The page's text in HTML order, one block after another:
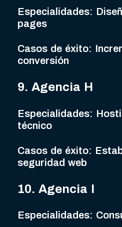
Especialidades:
pages
Casos de éxito:
conversión
9. Agencia H
Especialidades:
técnico
Casos de éxito:
seguridad web
10. Agencia I
Especialidades: